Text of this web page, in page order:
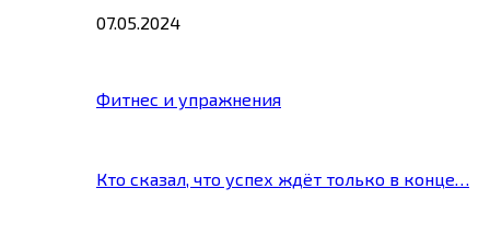
07.05.2024
Фитнес и упражнения
Кто сказал, что успех ждёт только в конце…